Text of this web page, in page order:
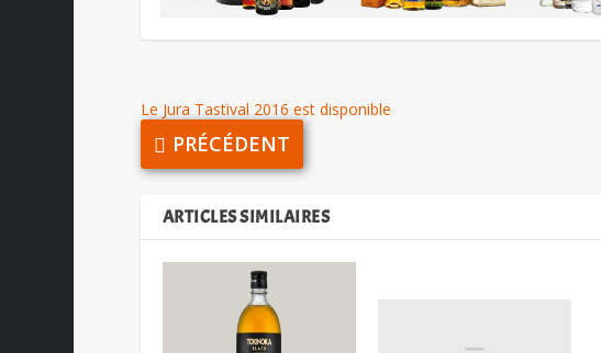
Le Jura Tastival 2016 est disponible
PRÉCÉDENT
ARTICLES SIMILAIRES